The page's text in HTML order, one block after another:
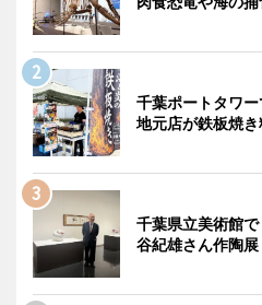
千葉ポートタワ
地元店が鉄板焼
千葉県立美術館
谷紀雄さん作陶